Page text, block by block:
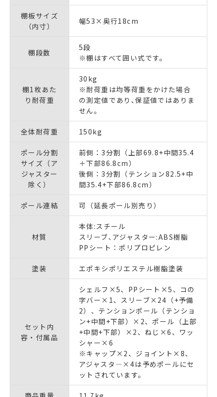
棚板サイズ
（内寸）
幅53×奥行18cm
棚段数
5段
※棚はすべて囲い式です。
棚1枚あた
り耐荷重
30kg
※耐荷重は均等荷重をかけた場合
の測定値であり､保証値ではありま
せん｡
全体耐荷重 150kg
ポール分割
サイズ（ア
ジャスター
除く）
前側：3分割（上部69.8+中間35.4
＋下部86.8cm）
後側：3分割（テンション82.5+中
間35.4+下部86.8cm）
ポール連結 可（延長ポール別売り）
材質
本体:スチール
スリーブ､アジャスター:ABS樹脂
PPシート：ポリプロピレン
塗装 エポキシポリエステル樹脂塗装
セット内
容・付属品
シェルフ×5、PPシート×5、コの
字バー×1、スリーブ×24（+予備
2）、テンションポール（テンショ
ン+中間+下部）×2、ポール（上部
+中間+下部）×2、ねじ×6、ワッ
シャー×6
※キャップ×2、ジョイント×8、
アジャスタ―×4は予めポールにセ
ットされています。